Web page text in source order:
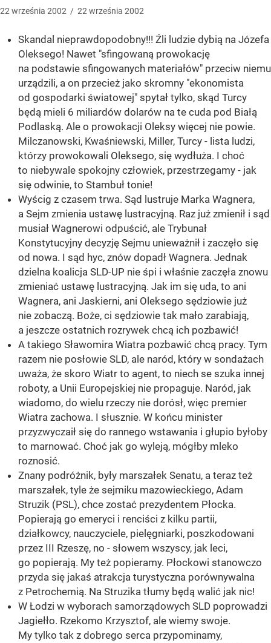
22 września 2002 / 22 września 2002
Skandal nieprawdopodobny!!! Źli ludzie dybią na Józefa
Oleksego! Nawet "sfingowaną prowokację
na podstawie sfingowanych materiałów" przeciw niemu
urządzili, a on przecież jako skromny "ekonomista
od gospodarki światowej" spytał tylko, skąd Turcy
będą mieli 6 miliardów dolarów na te cuda pod Białą
Podlaską. Ale o prowokacji Oleksy więcej nie powie.
Milczanowski, Kwaśniewski, Miller, Turcy - lista ludzi,
którzy prowokowali Oleksego, się wydłuża. I choć
to niebywale spokojny człowiek, przestrzegamy - jak
się odwinie, to Stambuł tonie!
Wyścig z czasem trwa. Sąd lustruje Marka Wagnera,
a Sejm zmienia ustawę lustracyjną. Raz już zmienił i sąd
musiał Wagnerowi odpuścić, ale Trybunał
Konstytucyjny decyzję Sejmu unieważnił i zaczęło się
od nowa. I sąd hyc, znów dopadł Wagnera. Jednak
dzielna koalicja SLD-UP nie śpi i właśnie zaczęła znowu
zmieniać ustawę lustracyjną. Jak im się uda, to ani
Wagnera, ani Jaskierni, ani Oleksego sędziowie już
nie zobaczą. Boże, ci sędziowie tak mało zarabiają,
a jeszcze ostatnich rozrywek chcą ich pozbawić!
A takiego Sławomira Wiatra pozbawić chcą pracy. Tym
razem nie posłowie SLD, ale naród, który w sondażach
uważa, że skoro Wiatr to agent, to niech se szuka innej
roboty, a Unii Europejskiej nie propaguje. Naród, jak
wiadomo, do wielu rzeczy nie dorósł, więc premier
Wiatra zachowa. I słusznie. W końcu minister
przyzwyczaił się do rannego wstawania i głupio byłoby
to marnować. Choć jak go wyleją, mógłby mleko
roznosić.
Znany podróżnik, były marszałek Senatu, a teraz też
marszałek, tyle że sejmiku mazowieckiego, Adam
Struzik (PSL), chce zostać prezydentem Płocka.
Popierają go emeryci i renciści z kilku partii,
działkowcy, nauczyciele, pielęgniarki, poszkodowani
przez III Rzeszę, no - słowem wszyscy, jak leci,
go popierają. My też popieramy. Płockowi stanowczo
przyda się jakaś atrakcja turystyczna porównywalna
z Petrochemią. Na Struzika tłumy będą walić jak nic!
W Łodzi w wyborach samorządowych SLD poprowadzi
Jagiełło. Rzekomo Krzysztof, ale wiemy swoje.
My tylko tak z dobrego serca przypominamy,